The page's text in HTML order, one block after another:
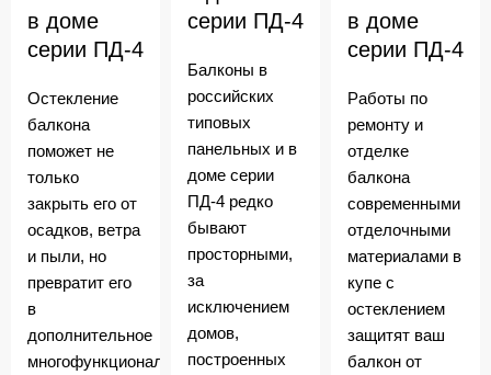
в доме
серии ПД-4
Остекление
балкона
поможет не
только
закрыть его от
осадков, ветра
и пыли, но
превратит его
в
дополнительное
многофункциональное
серии ПД-4
Балконы в
российских
типовых
панельных и в
доме серии
ПД-4 редко
бывают
просторными,
за
исключением
домов,
построенных
в доме
серии ПД-4
Работы по
ремонту и
отделке
балкона
современными
отделочными
материалами в
купе с
остеклением
защитят ваш
балкон от